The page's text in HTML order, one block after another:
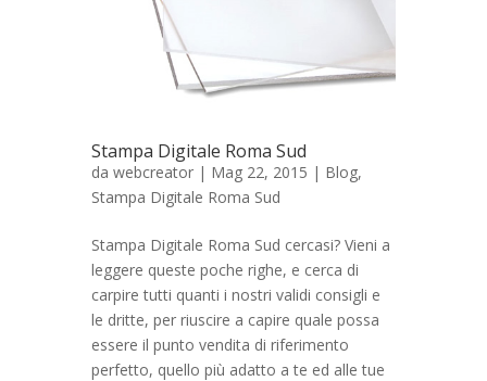
Stampa Digitale Roma Sud
da webcreator | Mag 22, 2015 | Blog,
Stampa Digitale Roma Sud
Stampa Digitale Roma Sud cercasi? Vieni a
leggere queste poche righe, e cerca di
carpire tutti quanti i nostri validi consigli e
le dritte, per riuscire a capire quale possa
essere il punto vendita di riferimento
perfetto, quello più adatto a te ed alle tue